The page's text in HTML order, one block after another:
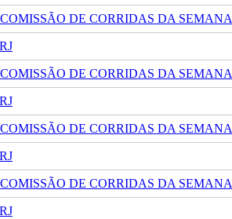
DE CORRIDAS DA SEMANA
DE CORRIDAS DA SEMANA
DE CORRIDAS DA SEMANA
DE CORRIDAS DA SEMANA